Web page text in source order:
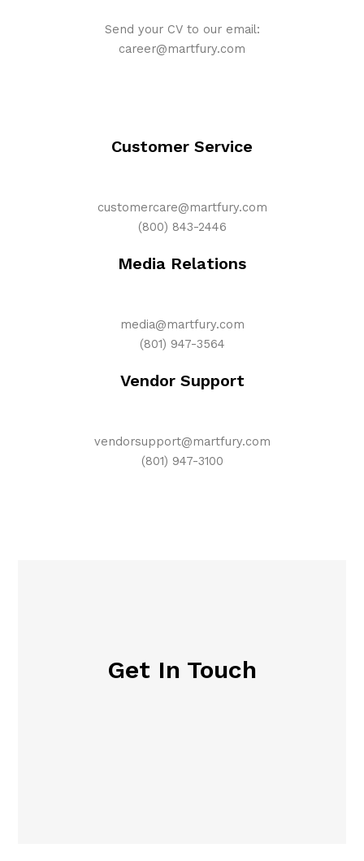
Send your CV to our email:
career@martfury.com
Customer Service
customercare@martfury.com
(800) 843-2446
Media Relations
media@martfury.com
(801) 947-3564
Vendor Support
vendorsupport@martfury.com
(801) 947-3100
Get In Touch